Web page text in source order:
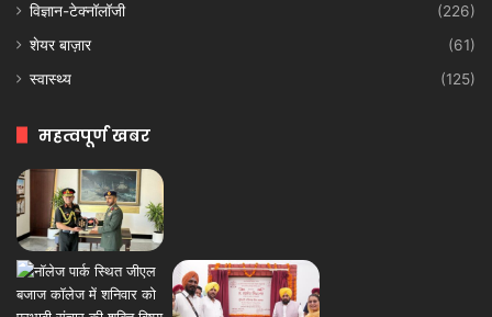
विज्ञान-टेक्नॉलॉजी
(226)
शेयर बाज़ार
(61)
स्वास्थ्य
(125)
महत्वपूर्ण खबर